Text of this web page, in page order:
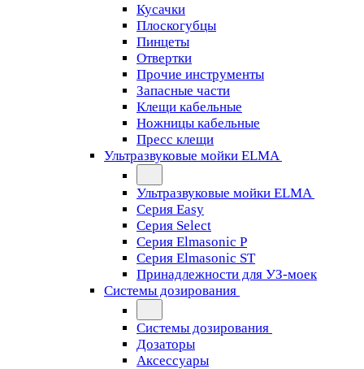
Кусачки
Плоскогубцы
Пинцеты
Отвертки
Прочие инструменты
Запасные части
Клещи кабельные
Ножницы кабельные
Пресс клещи
Ультразвуковые мойки ELMA
Ультразвуковые мойки ELMA
Серия Easy
Серия Select
Серия Elmasonic P
Серия Elmasonic ST
Принадлежности для УЗ-моек
Системы дозирования
Системы дозирования
Дозаторы
Аксессуары